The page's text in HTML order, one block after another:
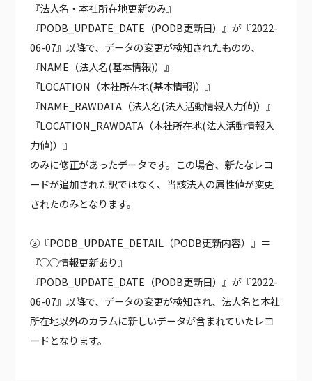
『法人名・本社所在地更新のみ』
『PODB_UPDATE_DATE（PODB更新日）』が『2022-
06-07』以降で、データの変更が検知されたものの、
『NAME（法人名(基本情報)）』
『LOCATION（本社所在地(基本情報)）』
『NAME_RAWDATA（法人名(法人活動情報入力値)）』
『LOCATION_RAWDATA（本社所在地(法人活動情報入
力値)）』
のみに修正があったデータです。この場合、新たなレコ
ードが追加された訳ではなく、当該法人の属性値が変更
されたのみとなります。
③『PODB_UPDATE_DETAIL（PODB更新内容）』＝
『○○情報更新あり』
『PODB_UPDATE_DATE（PODB更新日）』が『2022-
06-07』以降で、データの変更が検知され、法人名と本社
所在地以外のカラムに新しいデータが含まれていたレコ
ードとなります。